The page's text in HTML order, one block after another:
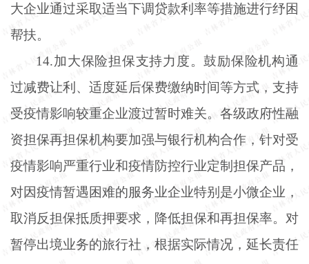
大企业通过采取适当下调贷款利率等措施进行纾困
帮扶。
14.加大保险担保支持力度。鼓励保险机构通
过减费让利、适度延后保费缴纳时间等方式，支持
受疫情影响较重企业渡过暂时难关。各级政府性融
资担保再担保机构要加强与银行机构合作，针对受
疫情影响严重行业和疫情防控行业定制担保产品，
对因疫情暂遇困难的服务业企业特别是小微企业，
取消反担保抵质押要求，降低担保和再担保率。对
暂停出境业务的旅行社，根据实际情况，延长责任